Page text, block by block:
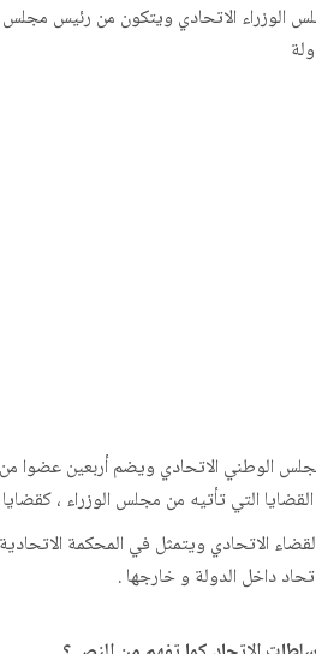
الوزراء الاتحادي ويتكون من رئيس مجلس
التي تأتيه من مجلس الوزراء ،
الاتحادي ويتمثل في المحكمة
داخل الدولة و خارجها .